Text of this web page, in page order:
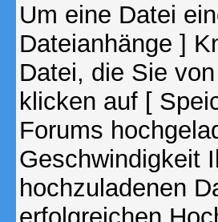
Um eine Datei
Dateianhänge ]
Datei, die Sie
klicken auf [
Forums
Geschwindigkeit
hochzuladenen